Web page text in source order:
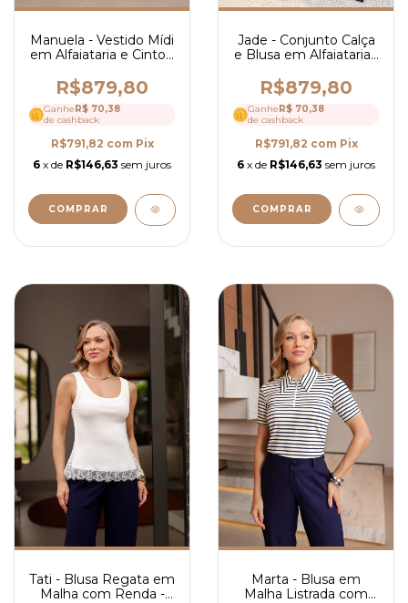
Manuela - Vestido Mídi
em Alfaiataria e Cinto -
R$879,80
Ganhe R$ 70,38
de cashback
R$791,82 com Pix
6 x de R$146,63 sem juros
COMPRAR
Jade - Conjunto Calça
e Blusa em Alfaiataria -
R$879,80
Ganhe R$ 70,38
de cashback
R$791,82 com Pix
6 x de R$146,63 sem juros
COMPRAR
Tati - Blusa Regata em
Malha com Renda -
Marta - Blusa em
Malha Listrada com